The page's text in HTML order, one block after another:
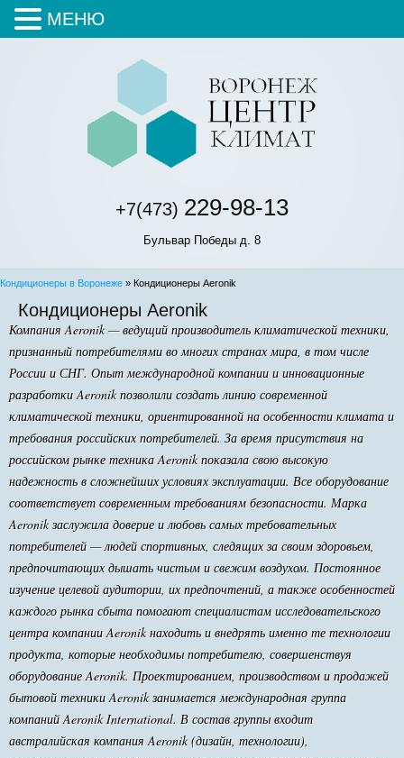
+7(473) 229-98-13
Бульвар Победы д. 8
Кондиционеры в Воронеже » Кондиционеры Aeronik
Кондиционеры Aeronik
Компания Aeronik — ведущий производитель климатической техники,
признанный потребителями во многих странах мира, в том числе
России и СНГ. Опыт международной компании и инновационные
разработки Aeronik позволили создать линию современной
климатической техники, ориентированной на особенности климата и
требования российских потребителей. За время присутствия на
российском рынке техника Aeronik показала свою высокую
надежность в сложнейших условиях эксплуатации. Все оборудование
соответствует современным требованиям безопасности. Марка
Aeronik заслужила доверие и любовь самых требовательных
потребителей — людей спортивных, следящих за своим здоровьем,
предпочитающих дышать чистым и свежим воздухом. Постоянное
изучение целевой аудитории, их предпочтений, а также особенностей
каждого рынка сбыта помогают специалистам исследовательского
центра компании Aeronik находить и внедрять именно те технологии
продукта, которые необходимы потребителю, совершенствуя
оборудование Aeronik. Проектированием, производством и продажей
бытовой техники Aeronik занимается международная группа
компаний Aeronik International. В состав группы входит
австралийская компания Aeronik (дизайн, технологии),
МЕНЮ